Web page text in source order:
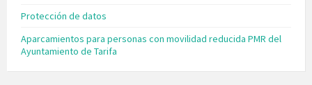
Protección de datos
Aparcamientos para personas con movilidad reducida PMR del
Ayuntamiento de Tarifa